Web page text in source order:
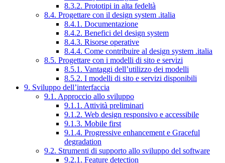
8.3.2. Prototipi in alta fedeltà
8.4. Progettare con il design system .italia
8.4.1. Documentazione
8.4.2. Benefici del design system
8.4.3. Risorse operative
8.4.4. Come contribuire al design system .italia
8.5. Progettare con i modelli di sito e servizi
8.5.1. Vantaggi dell’utilizzo dei modelli
8.5.2. I modelli di sito e servizi disponibili
9. Sviluppo dell’interfaccia
9.1. Approccio allo sviluppo
9.1.1. Attività preliminari
9.1.2. Web design responsivo e accessibile
9.1.3. Mobile first
9.1.4. Progressive enhancement e Graceful
degradation
9.2. Strumenti di supporto allo sviluppo del software
9.2.1. Feature detection